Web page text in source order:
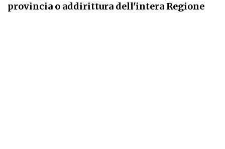
provincia o addirittura dell'intera Regione